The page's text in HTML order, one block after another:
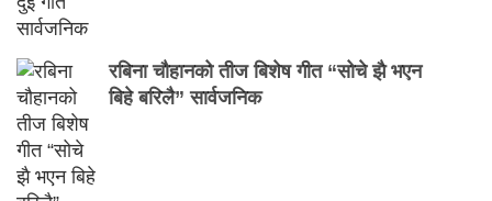
रबिना चौहानको तीज बिशेष गीत “सोचे झै भएन
बिहे बरिलै” सार्वजनिक